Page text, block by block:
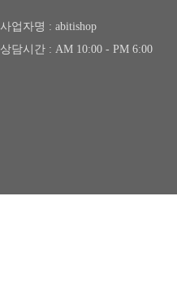
사업자명 : abitishop
상담시간 : AM 10:00 - PM 6:00